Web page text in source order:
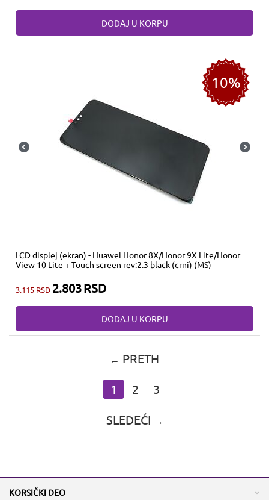
DODAJ U KORPU
10%
LCD displej (ekran) - Huawei Honor 8X/Honor 9X Lite/Honor
View 10 Lite + Touch screen rev:2.3 black (crni) (MS)
3.115RSD 2.803RSD
DODAJ U KORPU
PRETH
1 2 3
SLEDEĆI
KORSIČKI DEO